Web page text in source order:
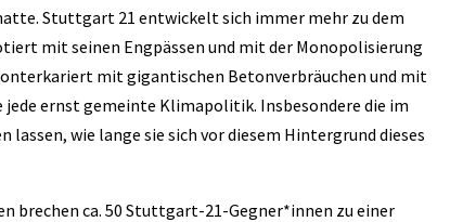
Stuttgart 21 entwickelt sich immer mehr zu dem
mit seinen Engpässen und mit der Monopolisierung
mit gigantischen Betonverbräuchen und mit
jede ernst gemeinte Klimapolitik. Insbesondere die im
lassen, wie lange sie sich vor diesem Hintergrund dieses
brechen ca. 50 Stuttgart-21-Gegner*innen zu einer